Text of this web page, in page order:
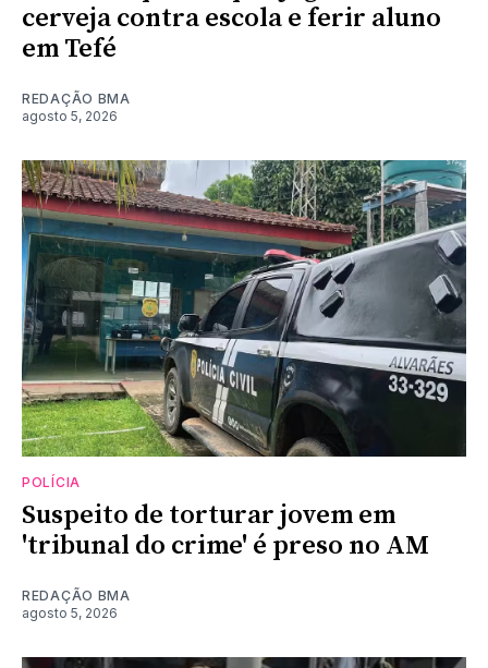
cerveja contra escola e ferir aluno
em Tefé
REDAÇÃO BMA
agosto 5, 2026
POLÍCIA
Suspeito de torturar jovem em
'tribunal do crime' é preso no AM
REDAÇÃO BMA
agosto 5, 2026